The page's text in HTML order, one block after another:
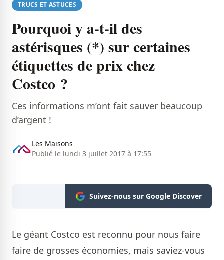
TRUCS ET ASTUCES
Pourquoi y a-t-il des
astérisques (*) sur certaines
étiquettes de prix chez
Costco ?
Ces informations m’ont fait sauver beaucoup
d’argent !
Les Maisons
Publié le lundi 3 juillet 2017 à 17:55
Suivez-nous sur Google Discover
Le géant Costco est reconnu pour nous faire
faire de grosses économies, mais saviez-vous